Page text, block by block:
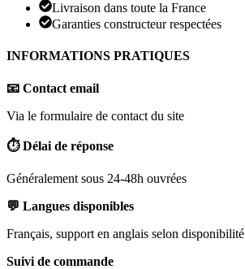
Livraison dans toute la France
Garanties constructeur respectées
INFORMATIONS PRATIQUES
📧 Contact email
Via le formulaire de contact du site
⏱️ Délai de réponse
Généralement sous 24-48h ouvrées
💬 Langues disponibles
Français, support en anglais selon disponibilité
Suivi de commande